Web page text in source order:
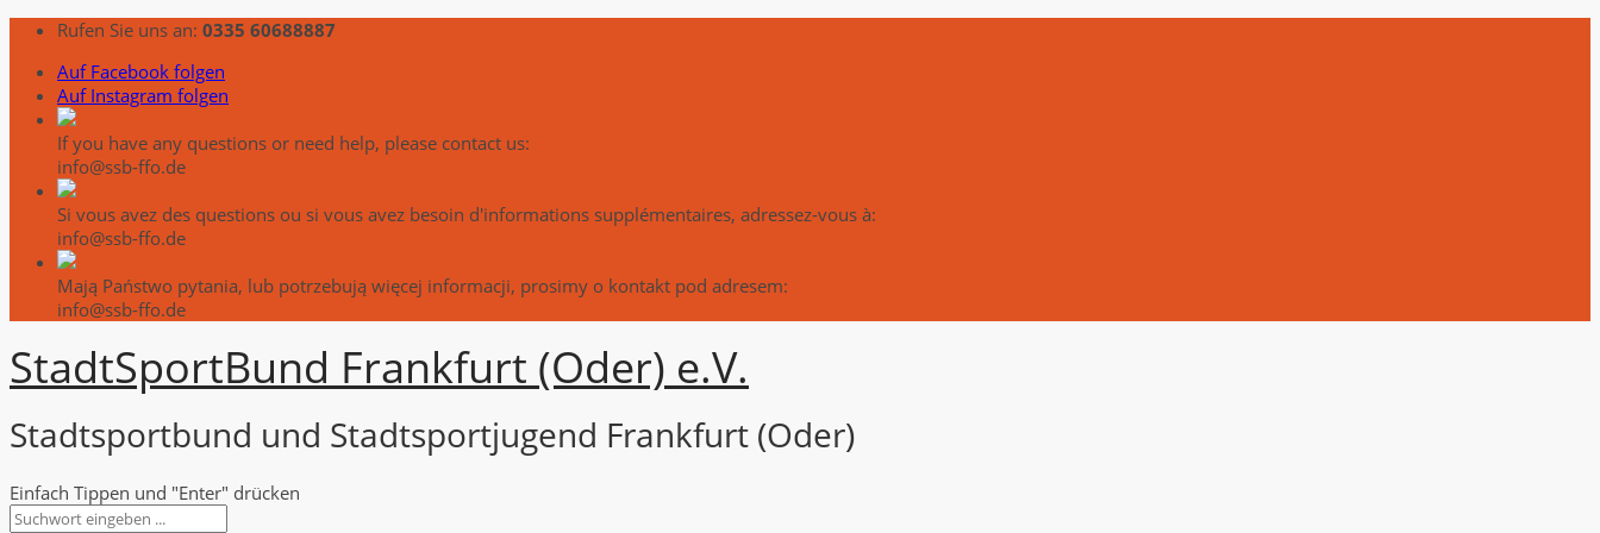
Rufen Sie uns an: 0335 60688887
Auf Facebook folgen
Auf Instagram folgen
If you have any questions or need help, please contact us:
info@ssb-ffo.de
Si vous avez des questions ou si vous avez besoin d'informations supplémentaires, adressez-vous à:
info@ssb-ffo.de
Mają Państwo pytania, lub potrzebują więcej informacji, prosimy o kontakt pod adresem:
info@ssb-ffo.de
StadtSportBund Frankfurt (Oder) e.V.
Stadtsportbund und Stadtsportjugend Frankfurt (Oder)
Einfach Tippen und "Enter" drücken